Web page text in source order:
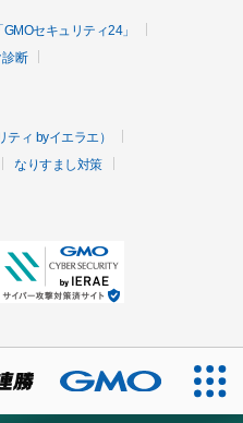
セキュリティ24」
断
ィ byイエラエ）
なりすまし対策